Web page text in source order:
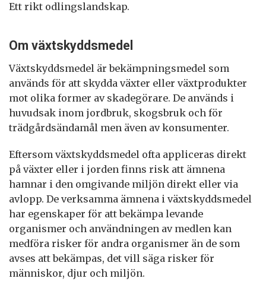
Ett rikt odlingslandskap.
Om växtskyddsmedel
Växtskyddsmedel är bekämpningsmedel som
används för att skydda växter eller växtprodukter
mot olika former av skadegörare. De används i
huvudsak inom jordbruk, skogsbruk och för
trädgårdsändamål men även av konsumenter.
Eftersom växtskyddsmedel ofta appliceras direkt
på växter eller i jorden finns risk att ämnena
hamnar i den omgivande miljön direkt eller via
avlopp. De verksamma ämnena i växtskyddsmedel
har egenskaper för att bekämpa levande
organismer och användningen av medlen kan
medföra risker för andra organismer än de som
avses att bekämpas, det vill säga risker för
människor, djur och miljön.